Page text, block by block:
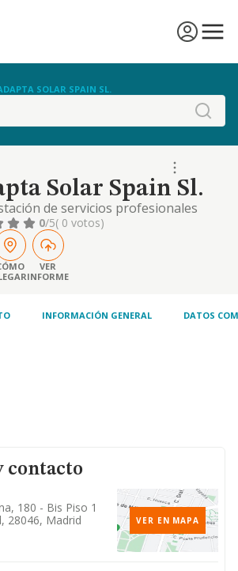
SOLAR SPAIN SL.
Solar Spain Sl.
de servicios profesionales
los de agencia y mediación;
ingeniería; arquitectura;
facultativa; supervisión, control y la
de trabajos, proyectos y estudios,
implantación de sistemas de energía
0/5( 0 votos)
VER
INFORME
INFORMACIÓN GENERAL DATOS
contacto
180 - Bis Piso 1
28046, Madrid
VER EN MAPA